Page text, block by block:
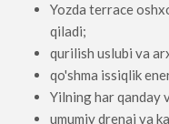
Yozda terrace
qiladi;
qurilish uslubi va
qo'shma issiqlik
Yilning har qanday
umumiy drenaj va